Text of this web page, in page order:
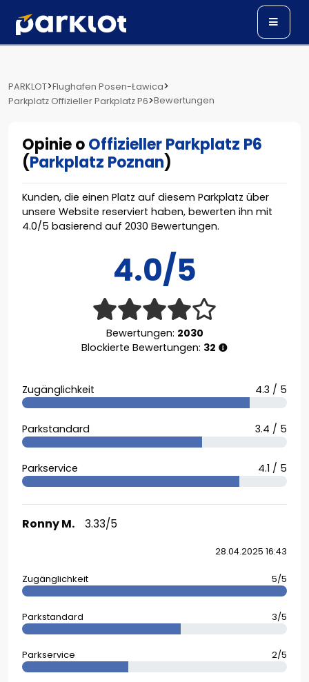
PARKLOT>Flughafen Posen-Ławica>
Parkplatz Offizieller Parkplatz P6>Bewertungen
Opinie oOffizieller Parkplatz P6
(Parkplatz Poznan)
Kunden, die einen Platz auf diesem Parkplatz über
unsere Website reserviert haben, bewerten ihn mit
4.0/5 basierend auf 2030 Bewertungen.
4.0/5
Bewertungen: 2030
Blockierte Bewertungen: 32
Zugänglichkeit 4.3 / 5
Parkstandard 3.4 / 5
Parkservice 4.1 / 5
Ronny M. 3.33/5
28.04.2025 16:43
Zugänglichkeit 5/5
Parkstandard 3/5
Parkservice 2/5